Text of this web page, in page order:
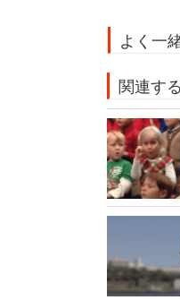
よく一
関連す